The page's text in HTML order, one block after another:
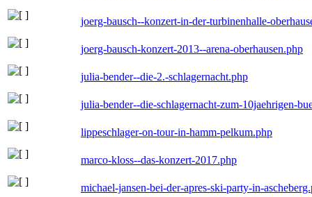
joerg-bausch--konzert-in-der-turbinenhalle-
joerg-bausch-konzert-2013--arena-oberhausen.php
julia-bender--die-2.-schlagernacht.php
julia-bender--die-schlagernacht-zum-10jaehrigen-
lippeschlager-on-tour-in-hamm-pelkum.php
marco-kloss--das-konzert-2017.php
michael-jansen-bei-der-apres-ski-party-in-